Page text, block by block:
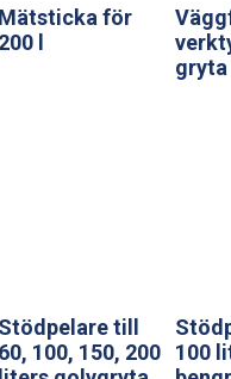
60, 100, 150, 200
liters golvgryta
100
Induktionsspis
modell CtIS4